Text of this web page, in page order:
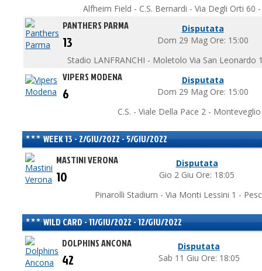
Alfheim Field - C.S. Bernardi - Via Degli Orti 60
PANTHERS PARMA
Disputata
Dom 29 Mag Ore: 15:00
13
Stadio LANFRANCHI - Moletolo Via San Leonardo
VIPERS MODENA
Disputata
Dom 29 Mag Ore: 15:00
6
C.S. - Viale Della Pace 2 -
WEEK 13 - 2/GIU/2022 - 5/GIU/2022
MASTINI VERONA
Disputata
Gio 2 Giu Ore: 18:05
10
Pinarolli Stadium - Via Monti Lessini 1 -
WILD CARD - 11/GIU/2022 - 12/GIU/2022
DOLPHINS ANCONA
Disputata
Sab 11 Giu Ore: 18:05
42